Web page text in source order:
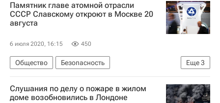
Памятник главе атомной отрасли
СССР Славскому откроют в Москве 20
августа
6 июля 2020, 16:15 450
Еще3
Общество
Безопасность
Государственная корпорация по атомной энергии "Росатом"
Московская городская дума
Слушания по делу о пожаре в жилом
доме возобновились в Лондоне